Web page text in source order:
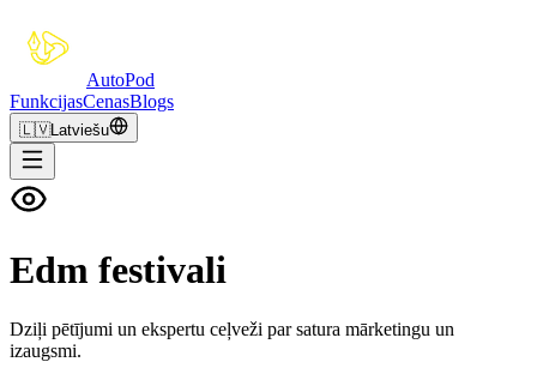
AutoPod
FunkcijasCenasBlogs
🇱🇻Latviešu
Edm festivali
Dziļi pētījumi un ekspertu ceļveži par satura mārketingu un
izaugsmi.